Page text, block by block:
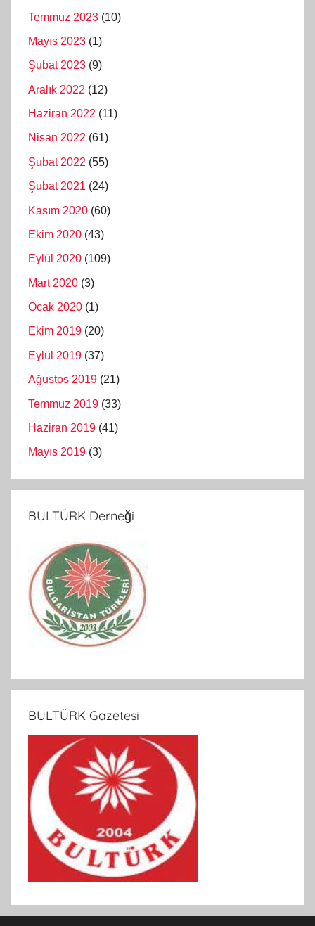
Temmuz 2023 (10)
Mayıs 2023 (1)
Şubat 2023 (9)
Aralık 2022 (12)
Haziran 2022 (11)
Nisan 2022 (61)
Şubat 2022 (55)
Şubat 2021 (24)
Kasım 2020 (60)
Ekim 2020 (43)
Eylül 2020 (109)
Mart 2020 (3)
Ocak 2020 (1)
Ekim 2019 (20)
Eylül 2019 (37)
Ağustos 2019 (21)
Temmuz 2019 (33)
Haziran 2019 (41)
Mayıs 2019 (3)
BULTÜRK Derneği
BULTÜRK Gazetesi